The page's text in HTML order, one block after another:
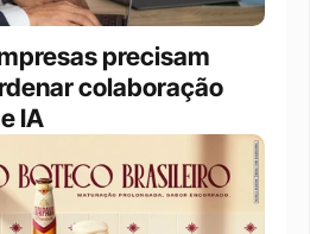
precisam
colaboração
IA